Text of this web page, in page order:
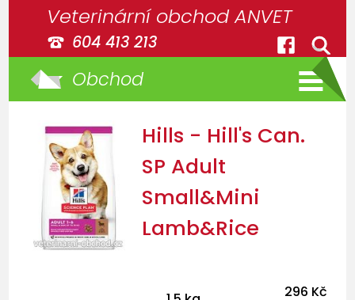
Veterinární obchod ANVET
604 413 213
Obchod
Hills - Hill's Can.
SP Adult
Small&Mini
Lamb&Rice
296 Kč